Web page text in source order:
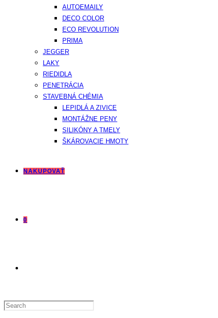
AUTOEMAILY
DECO COLOR
ECO REVOLUTION
PRIMA
JEGGER
LAKY
RIEDIDLA
PENETRÁCIA
STAVEBNÁ CHÉMIA
LEPIDLÁ A ZIVICE
MONTÁŽNE PENY
SILIKÓNY A TMELY
ŠKÁROVACIE HMOTY
NAKUPOVAŤ
0